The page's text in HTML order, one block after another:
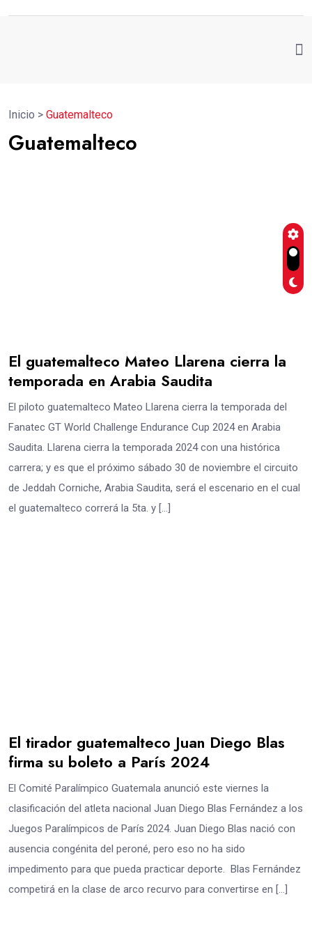
Inicio > Guatemalteco
Guatemalteco
El guatemalteco Mateo Llarena cierra la
temporada en Arabia Saudita
El piloto guatemalteco Mateo Llarena cierra la temporada del
Fanatec GT World Challenge Endurance Cup 2024 en Arabia
Saudita. Llarena cierra la temporada 2024 con una histórica
carrera; y es que el próximo sábado 30 de noviembre el circuito
de Jeddah Corniche, Arabia Saudita, será el escenario en el cual
el guatemalteco correrá la 5ta. y […]
El tirador guatemalteco Juan Diego Blas
firma su boleto a París 2024
El Comité Paralímpico Guatemala anunció este viernes la
clasificación del atleta nacional Juan Diego Blas Fernández a los
Juegos Paralímpicos de París 2024. Juan Diego Blas nació con
ausencia congénita del peroné, pero eso no ha sido
impedimento para que pueda practicar deporte. Blas Fernández
competirá en la clase de arco recurvo para convertirse en […]